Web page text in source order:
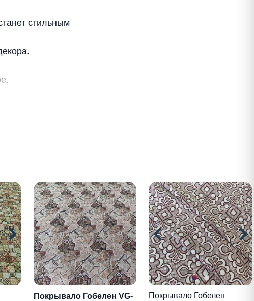
стильным
Покрывало Гобелен VG-
Покрывало Гобелен